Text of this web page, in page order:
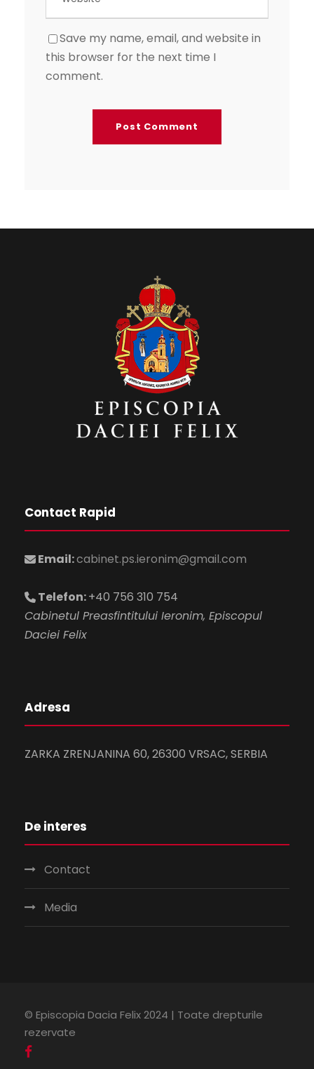
Save my name, email, and website in
this browser for the next time I
comment.
Contact Rapid
Email:cabinet.ps.ieronim@gmail.com
Telefon:+40 756 310 754
Cabinetul Preasfintitului Ieronim, Episcopul
Daciei Felix
Adresa
ZARKA ZRENJANINA 60, 26300 VRSAC, SERBIA
De interes
Contact
Media
© Episcopia Dacia Felix 2024 | Toate drepturile
rezervate